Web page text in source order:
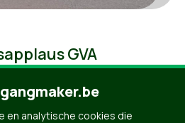
GVA
en analytische cookies die